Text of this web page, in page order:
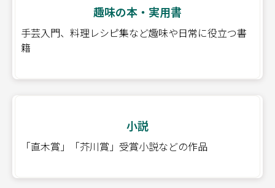
趣味の本・実用書
手芸入門、料理レシピ集など趣味や日常に役立つ書
籍
小説
「直木賞」「芥川賞」受賞小説などの作品